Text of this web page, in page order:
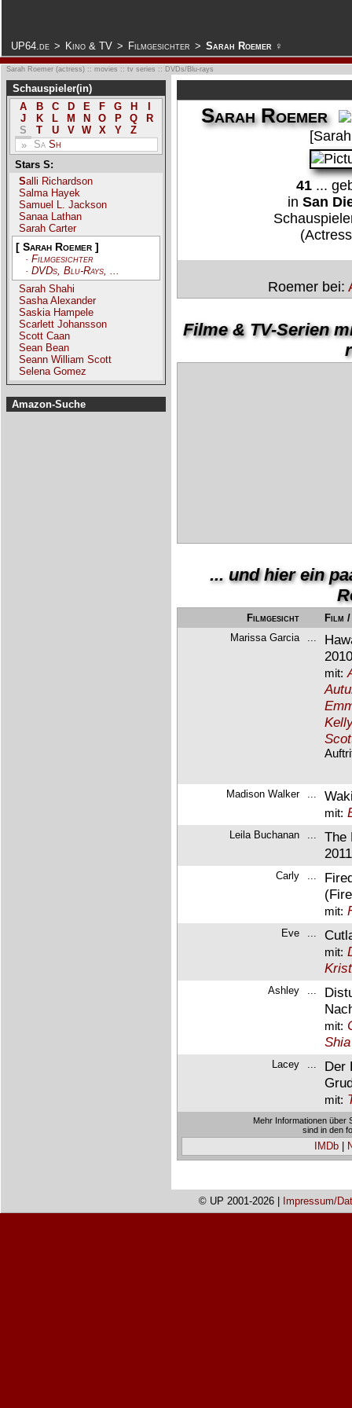
UP64.de > Kino & TV > Filmgesichter > Sarah Roemer ♀
Sarah Roemer (actress) :: movies :: tv series :: DVDs/Blu-rays
Schauspieler(in)
A
B C D E F G H
J
K L M N O P Q
R
S
T U V W X Y
Z
»
Sa Sh
Stars S:
Salli Richardson
Salma Hayek
Samuel L. Jackson
Sanaa Lathan
Sarah Carter
[ Sarah Roemer ]
· Filmgesichter
· DVDs, Blu-Rays, ...
Sarah Shahi
Sasha Alexander
Saskia Hampele
Scarlett Johansson
Scott Caan
Sean Bean
Seann William Scott
Selena Gomez
Amazon-Suche
Sarah Roemer
41 ...
in San
Roemer bei:
Filme & TV-Serien
... und hier ein
Filmgesicht
Film
Marissa Garcia
mit:
Madison Walker
mit:
Leila Buchanan
The
Carly
mit:
Eve
mit:
Ashley
mit:
Lacey
Der
mit:
Mehr Informationen über
sind in den
IMDb|
© UP 2001-2026 | Impressum/